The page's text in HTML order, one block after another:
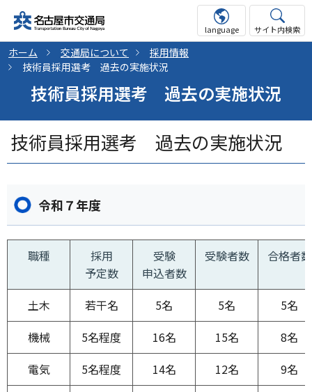
language サイト内検索
ホーム 交通局について
採用情報
技術員採用選考 過去の実施状況
技術員採用選考 過去の実施状況
技術員採用選考 過去の実施状況
令和７年度
職種
採用
予定数
受験
申込者数
受験者数 合格者数
土木 若干名 5名 5名
5名
機械
5名程度 16名 15名
8名
電気
5名程度 14名 12名
9名